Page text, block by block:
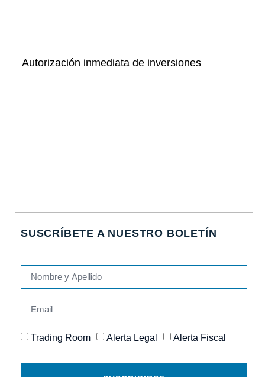
Autorización inmediata de inversiones
SUSCRÍBETE A NUESTRO BOLETÍN
Trading Room Alerta Legal Alerta Fiscal